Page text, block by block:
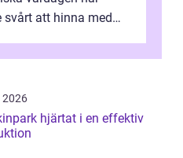
att hinna med
2026
i en effektiv